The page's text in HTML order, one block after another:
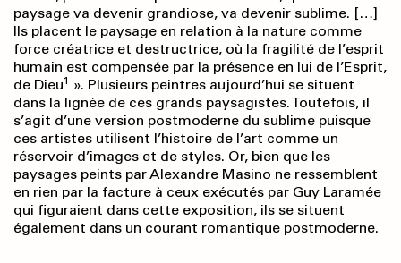
paysage va devenir grandiose, va devenir sublime. […]
Ils placent le paysage en relation à la nature comme
force créatrice et destructrice, où la fragilité de l’esprit
humain est compensée par la présence en lui de l’Esprit,
de Dieu1 ». Plusieurs peintres aujourd’hui se situent
dans la lignée de ces grands paysagistes. Toutefois, il
s’agit d’une version postmoderne du sublime puisque
ces artistes utilisent l’histoire de l’art comme un
réservoir d’images et de styles. Or, bien que les
paysages peints par Alexandre Masino ne ressemblent
en rien par la facture à ceux exécutés par Guy Laramée
qui figuraient dans cette exposition, ils se situent
également dans un courant romantique postmoderne.